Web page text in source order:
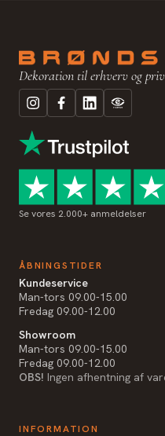
Dekoration til erhverv og
Se vores 2.000+ anmeldelser
ÅBNINGSTIDER
Kundeservice
Man-tors 09.00-15.00
Fredag 09.00-12.00
Showroom
Man-tors 09.00-15.00
Fredag 09.00-12.00
OBS! Ingen afhentning af
INFORMATION